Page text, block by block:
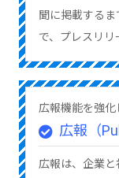
聞に掲載する
で、プレスリリ
広報機能を強化
広報（
広報は、企業